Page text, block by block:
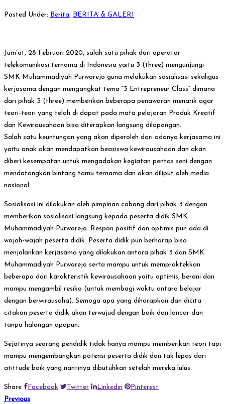
Posted Under: Berita, BERITA & GALERI
Jum’at, 28 Februari 2020, salah satu pihak dari operator
telekomunikasi ternama di Indonesia yaitu 3 (three) mengunjungi
SMK Muhammadiyah Purworejo guna melakukan sosialisasi sekaligus
kerjasama dengan mengangkat tema “3 Entrepreneur Class” dimana
dari pihak 3 (three) memberikan beberapa penawaran menarik agar
teori-teori yang telah di dapat pada mata pelajaran Produk Kreatif
dan Kewirausahaan bisa diterapkan langsung dilapangan.
Salah satu keuntungan yang akan diperoleh dari adanya kerjasama ini
yaitu anak akan mendapatkan beasiswa kewirausahaan dan akan
diberi kesempatan untuk mengadakan kegiatan pentas seni dengan
mendatangkan bintang tamu ternama dan akan diliput oleh media
nasional.
Sosialisasi ini dilakukan oleh pimpinan cabang dari pihak 3 dengan
memberikan sosialisasi langsung kepada peserta didik SMK
Muhammadiyah Purworejo. Respon positif dan optimis pun ada di
wajah-wajah peserta didik. Peserta didik pun berharap bisa
menjalankan kerjasama yang dilakukan antara pihak 3 dan SMK
Muhammadiyah Purworejo serta mampu untuk mempraktekkan
beberapa dari karakteristik kewirausahaan yaitu optimis, berani dan
mampu mengambil resiko (untuk membagi waktu antara belajar
dengan berwirausaha). Semoga apa yang diharapkan dan dicita
citakan peserta didik akan terwujud dengan baik dan lancar dan
tanpa halangan apapun.
Sejatinya seorang pendidik tidak hanya mampu memberikan teori tapi
mampu mengembangkan potensi peserta didik dan tak lepas dari
atittude baik yang nantinya dibutuhkan setelah mereka lulus.
Share Facebook Twitter Linkedin
Pinterest
Previous